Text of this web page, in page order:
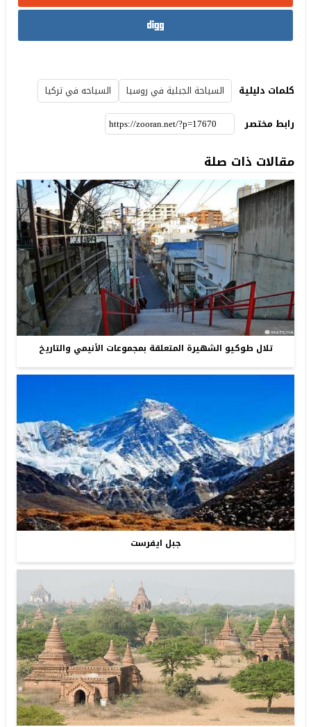
كلمات دليلية السياحة الجبلية في روسيا
السياحه في تركيا
رابط مختصر
مقالات ذات صلة
تلال طوكيو الشهيرة المتعلقة بمجموعات الأنيمي والتاريخ
جبل ايفرست